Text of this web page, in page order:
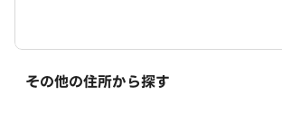
その他の住所から探す